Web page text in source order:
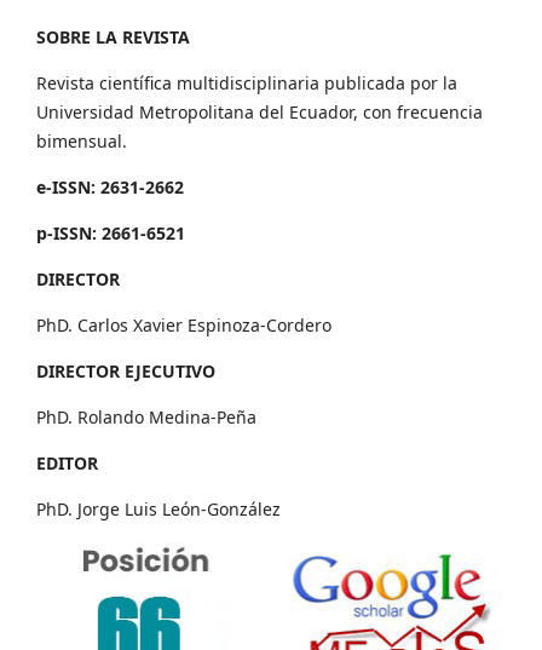
SOBRE LA REVISTA
Revista científica multidisciplinaria publicada por la
Universidad Metropolitana del Ecuador, con frecuencia
bimensual.
e-ISSN: 2631-2662
p-ISSN: 2661-6521
DIRECTOR
PhD. Carlos Xavier Espinoza-Cordero
DIRECTOR EJECUTIVO
PhD. Rolando Medina-Peña
EDITOR
PhD. Jorge Luis León-González